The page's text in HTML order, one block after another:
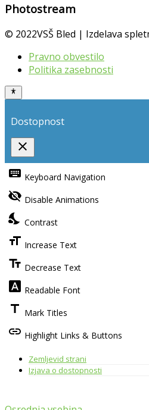
Photostream
© 2022VSŠ Bled | Izdelava
Pravno obvestilo
Politika zasebnosti
Dostopnost
close
Toggle
visibility
Accessibility
keyboard Keyboard Navigation
visibility_off Disable Animations
nights_stay Contrast
format_size Increase Text
text_fields Decrease Text
font_download Readable Font
title Mark Titles
link Highlight Links & Buttons
Zemljevid strani
Izjava o dostopnosti